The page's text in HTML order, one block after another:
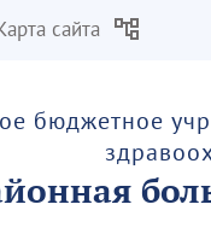
сайта
бюджетное